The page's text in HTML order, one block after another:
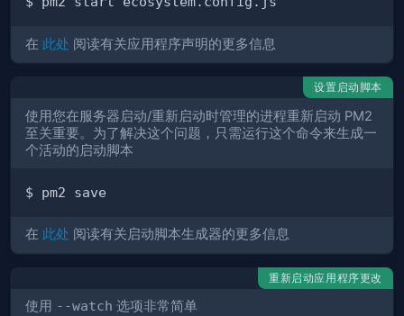
在 此处 阅读有关应用程序声明的更多信息
设置启动脚本
使用您在服务器启动/重新启动时管理的进程重新启动 PM2
至关重要。为了解决这个问题，只需运行这个命令来生成一
个活动的启动脚本
在 此处 阅读有关启动脚本生成器的更多信息
重新启动应用程序更改
使用 --watch 选项非常简单